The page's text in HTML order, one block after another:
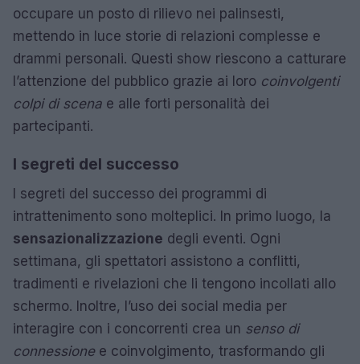
occupare un posto di rilievo nei palinsesti,
mettendo in luce storie di relazioni complesse e
drammi personali. Questi show riescono a catturare
l’attenzione del pubblico grazie ai loro coinvolgenti
colpi di scena e alle forti personalità dei
partecipanti.
I segreti del successo
I segreti del successo dei programmi di
intrattenimento sono molteplici. In primo luogo, la
sensazionalizzazione degli eventi. Ogni
settimana, gli spettatori assistono a conflitti,
tradimenti e rivelazioni che li tengono incollati allo
schermo. Inoltre, l’uso dei social media per
interagire con i concorrenti crea un senso di
connessionee coinvolgimento, trasformando gli